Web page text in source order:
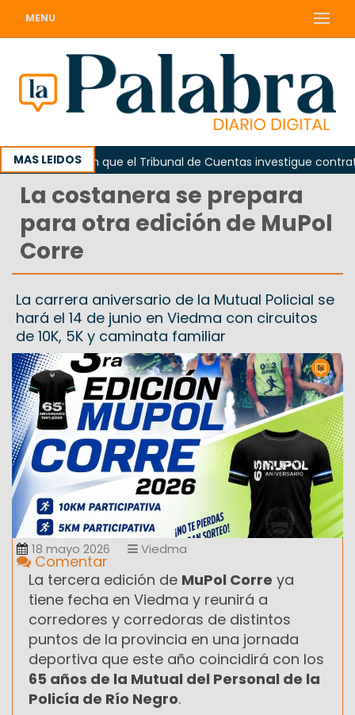
MENU
MAS LEIDOS
Piden que el Tribunal de Cuentas investigue
La costanera se prepara
para otra edición de MuPol
Corre
La carrera aniversario de la Mutual Policial se
hará el 14 de junio en Viedma con circuitos
de 10K, 5K y caminata familiar
18 mayo 2026 Viedma
Comentar
La tercera edición de MuPol Corre ya
tiene fecha en Viedma y reunirá a
corredores y corredoras de distintos
puntos de la provincia en una jornada
deportiva que este año coincidirá con los
65 años de la Mutual del Personal de la
Policía de Río Negro.